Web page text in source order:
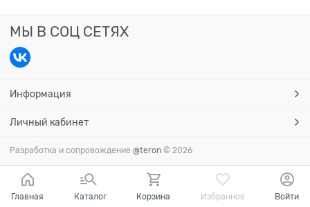
МЫ В СОЦ СЕТЯХ
Информация
Личный кабинет
Разработка и сопровождение @teron © 2026
Главная Каталог Корзина Избранное Войти